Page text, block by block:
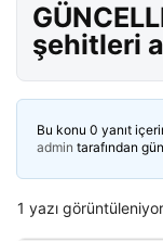
şehitleri
Bu konu 0 yanıt
admin tarafından
1 yazı